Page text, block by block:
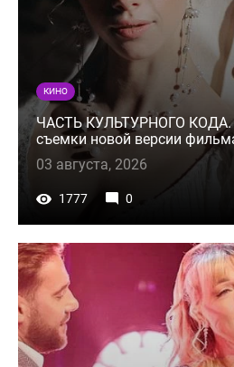
КИНО
ЧАСТЬ КУЛЬТУРНОГО КОДА.
съемки новой версии
03 августа, 2026
1777 0